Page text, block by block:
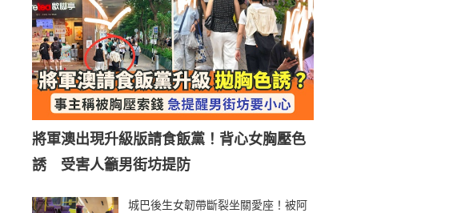
將軍澳出現升級版請食飯黨！背心女胸壓色
誘 受害人籲男街坊提防
城巴後生女韌帶斷裂坐關愛座！被阿